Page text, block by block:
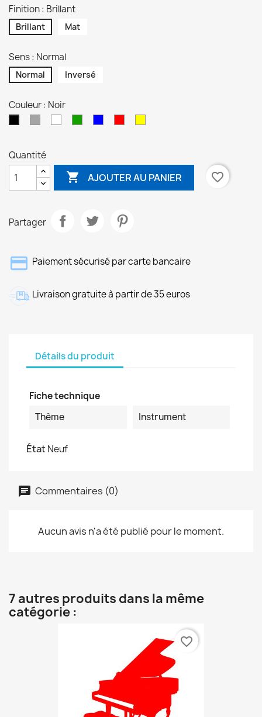
Finition : Brillant
Brillant Mat
Sens : Normal
Normal Inversé
Couleur : Noir
Quantité
 AJOUTER AU PANIER favorite_border
Partager
Paiement sécurisé par carte bancaire
Livraison gratuite à partir de 35 euros
Détails du produit
Fiche technique
Thème
Instrument
ÉtatNeuf
Commentaires (0)
Aucun avis n'a été publié pour le moment.
7 autres produits dans la même
catégorie :
favorite_border